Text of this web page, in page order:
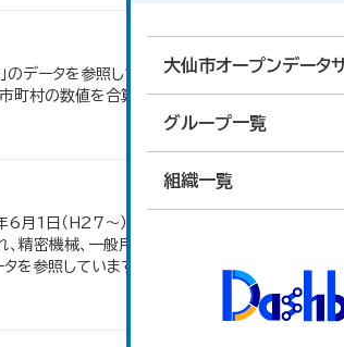
大仙市オープンデータ
グループ一覧
組織一覧
のデータを参照しています。 2007年以前は「生産
村の数値を合算したものです。
6月1日（H27～）・平成23年のみ平成24年2月1
精密機械、一般用機械の分類は廃止。また、衣服
を参照しています。...